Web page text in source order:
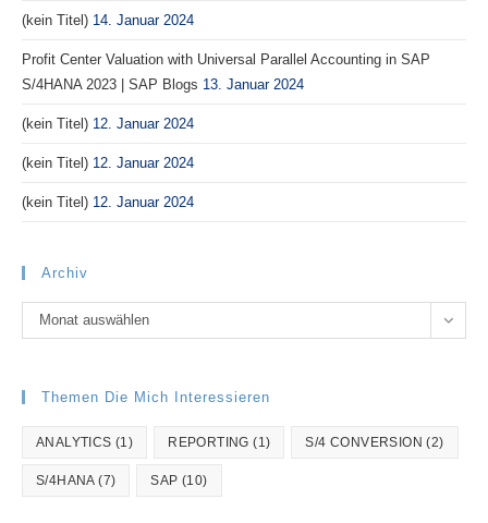
(kein Titel) 14. Januar 2024
Profit Center Valuation with Universal Parallel Accounting in SAP
S/4HANA 2023 | SAP Blogs 13. Januar 2024
(kein Titel) 12. Januar 2024
(kein Titel) 12. Januar 2024
(kein Titel) 12. Januar 2024
Archiv
Archiv
Monat auswählen
Themen Die Mich Interessieren
ANALYTICS (1) REPORTING (1) S/4 CONVERSION (2)
S/4HANA(7) SAP (10)